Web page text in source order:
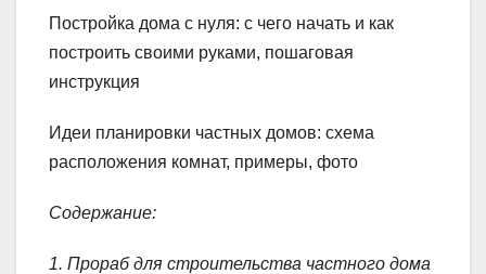
Постройка дома с нуля: с чего начать и как
построить своими руками, пошаговая
инструкция
Идеи планировки частных домов: схема
расположения комнат, примеры, фото
Содержание:
1. Прораб для строительства частного дома